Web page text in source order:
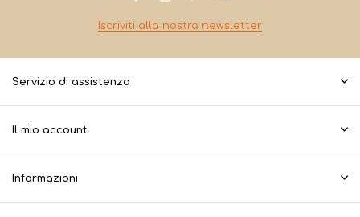
Iscriviti alla nostra newsletter
Servizio di assistenza
Il mio account
Informazioni